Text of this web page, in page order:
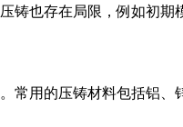
也存在局限，例如初期
常用的压铸材料包括铝